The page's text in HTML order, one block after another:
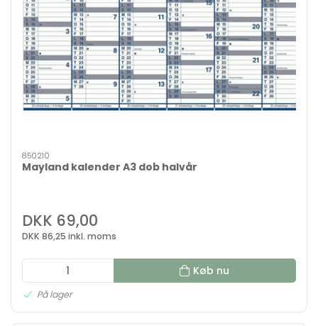
850210
Mayland kalender A3 dob halvår
DKK 69,00
DKK 86,25 inkl. moms
Køb nu
På lager